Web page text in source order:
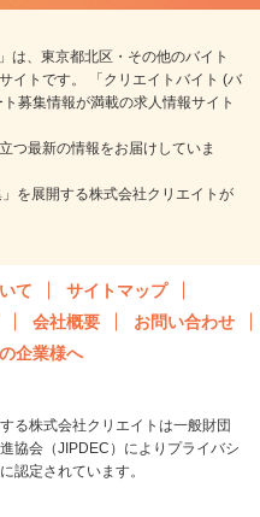
は、東京都北区・その他のバイト
イトです。 「クリエイトバイト (バ
募集情報が満載の求人情報サイト
つ最新の情報をお届けしていま
を展開する株式会社クリエイトが
て
サイトマップ
会社概要
お問い合わせ
企業様へ
る株式会社クリエイトは一般財団
協会（JIPDEC）によりプライバシ
認定されています。